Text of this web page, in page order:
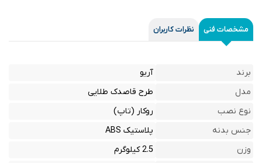
مشخصات فنی نظرات کاربران
برند
آریو
مدل
طرح قاصدک طلایی
نوع نصب
روکار (تاپ)
جنس بدنه
پلاستیک ABS
وزن
2.5 کیلوگرم